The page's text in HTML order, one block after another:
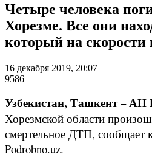
Четыре человека
Хорезме. Все они
который на скорости
16 декабря 2019, 20:07
9586
Узбекистан, Ташкент – АН
Хорезмской области
смертельное ДТП, сообщает
Podrobno.uz.